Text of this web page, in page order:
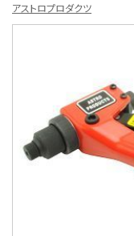
アストロプロダクツ